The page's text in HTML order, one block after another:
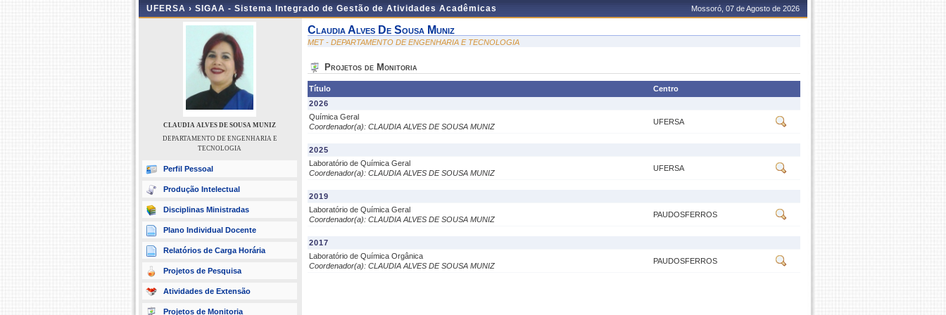
UFERSA › SIGAA - Sistema Integrado de Gestão de Atividades Acadêmicas Mossoró, 07 de Agosto de 2026
CLAUDIA ALVES DE SOUSA MUNIZ
DEPARTAMENTO DE ENGENHARIA E
TECNOLOGIA
Perfil Pessoal
Produção Intelectual
Disciplinas Ministradas
Plano Individual Docente
Relatórios de Carga Horária
Projetos de Pesquisa
Atividades de Extensão
Projetos de Monitoria
Claudia Alves De Sousa Muniz
MET - DEPARTAMENTO DE ENGENHARIA E TECNOLOGIA
Projetos de Monitoria
Título
Centro
2026
Química Geral
Coordenador(a): CLAUDIA ALVES DE SOUSA MUNIZ
UFERSA
2025
Laboratório de Química Geral
Coordenador(a): CLAUDIA ALVES DE SOUSA MUNIZ
UFERSA
2019
Laboratório de Química Geral
Coordenador(a): CLAUDIA ALVES DE SOUSA MUNIZ
PAUDOSFERROS
2017
Laboratório de Química Orgânica
Coordenador(a): CLAUDIA ALVES DE SOUSA MUNIZ
PAUDOSFERROS